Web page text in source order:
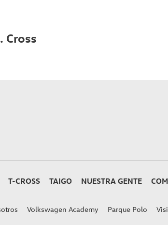
Cross
T-CROSS TAIGO NUESTRA GENTE
Volkswagen Academy Parque Polo